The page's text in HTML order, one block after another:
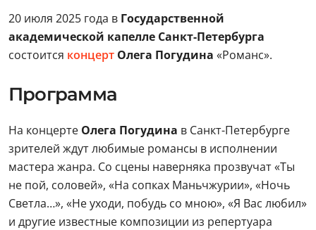
20 июля 2025 года в Государственной
академической капелле Санкт-Петербурга
состоится концерт Олега Погудина «Романс».
Программа
На концерте Олега Погудина в Санкт-Петербурге
зрителей ждут любимые романсы в исполнении
мастера жанра. Со сцены наверняка прозвучат «Ты
не пой, соловей», «На сопках Маньчжурии», «Ночь
Светла…», «Не уходи, побудь со мною», «Я Вас любил»
и другие известные композиции из репертуара